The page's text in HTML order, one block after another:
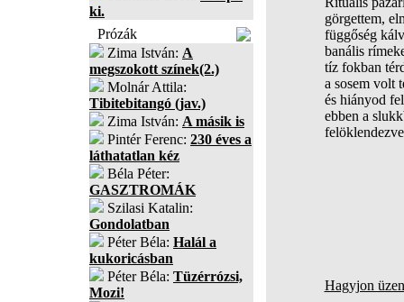
ki.
Prózák
Zima István: A
megszokott színek(2.)
Molnár Attila:
Tibitebitangó (jav.)
Zima István: A másik is
Pintér Ferenc: 230 éves a
láthatatlan kéz
Béla Péter:
GASZTROMÁK
Szilasi Katalin:
Gondolatban
Péter Béla: Halál a
kukoricásban
Péter Béla: Tüzérrózsi,
Mozi!
görgettem,
függőség
banális
tíz fokban
a sosem volt
és hiányod
ebben a
Hagyjon